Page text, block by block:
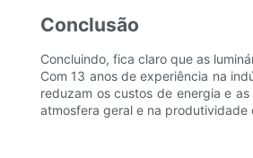
Conclusão
Concluindo, fica claro que as
Com 13 anos de experiência na
reduzam os custos de energia e
atmosfera geral e na produtividade